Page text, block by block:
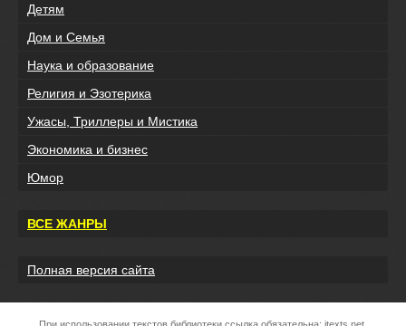
Детям
Дом и Семья
Наука и образование
Религия и Эзотерика
Ужасы, Триллеры и Мистика
Экономика и бизнес
Юмор
ВСЕ ЖАНРЫ
Полная версия сайта